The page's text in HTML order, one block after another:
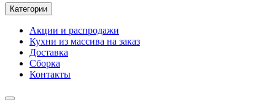
Категории
Акции и распродажи
Кухни из массива на заказ
Доставка
Сборка
Контакты